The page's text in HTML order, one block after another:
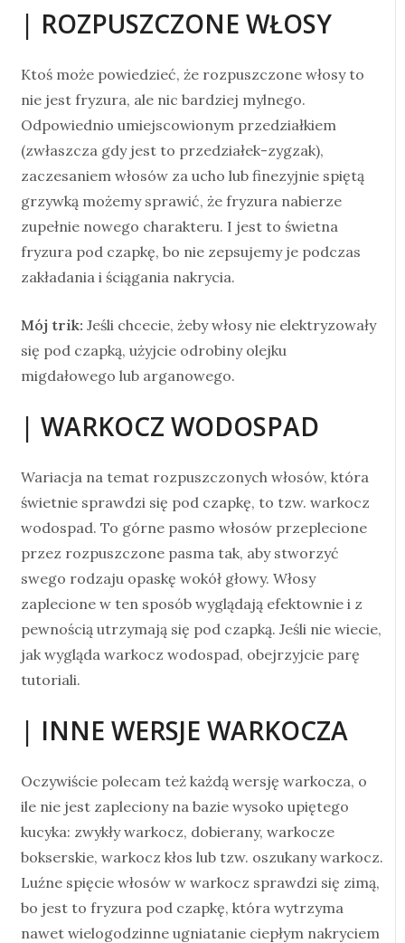
| ROZPUSZCZONE WŁOSY
Ktoś może powiedzieć, że rozpuszczone włosy to
nie jest fryzura, ale nic bardziej mylnego.
Odpowiednio umiejscowionym przedziałkiem
(zwłaszcza gdy jest to przedziałek-zygzak),
zaczesaniem włosów za ucho lub finezyjnie spiętą
grzywką możemy sprawić, że fryzura nabierze
zupełnie nowego charakteru. I jest to świetna
fryzura pod czapkę, bo nie zepsujemy je podczas
zakładania i ściągania nakrycia.
Mój trik: Jeśli chcecie, żeby włosy nie elektryzowały
się pod czapką, użyjcie odrobiny olejku
migdałowego lub arganowego.
| WARKOCZ WODOSPAD
Wariacja na temat rozpuszczonych włosów, która
świetnie sprawdzi się pod czapkę, to tzw. warkocz
wodospad. To górne pasmo włosów przeplecione
przez rozpuszczone pasma tak, aby stworzyć
swego rodzaju opaskę wokół głowy. Włosy
zaplecione w ten sposób wyglądają efektownie i z
pewnością utrzymają się pod czapką. Jeśli nie wiecie,
jak wygląda warkocz wodospad, obejrzyjcie parę
tutoriali.
| INNE WERSJE WARKOCZA
Oczywiście polecam też każdą wersję warkocza, o
ile nie jest zapleciony na bazie wysoko upiętego
kucyka: zwykły warkocz, dobierany, warkocze
bokserskie, warkocz kłos lub tzw. oszukany warkocz.
Luźne spięcie włosów w warkocz sprawdzi się zimą,
bo jest to fryzura pod czapkę, która wytrzyma
nawet wielogodzinne ugniatanie ciepłym nakryciem